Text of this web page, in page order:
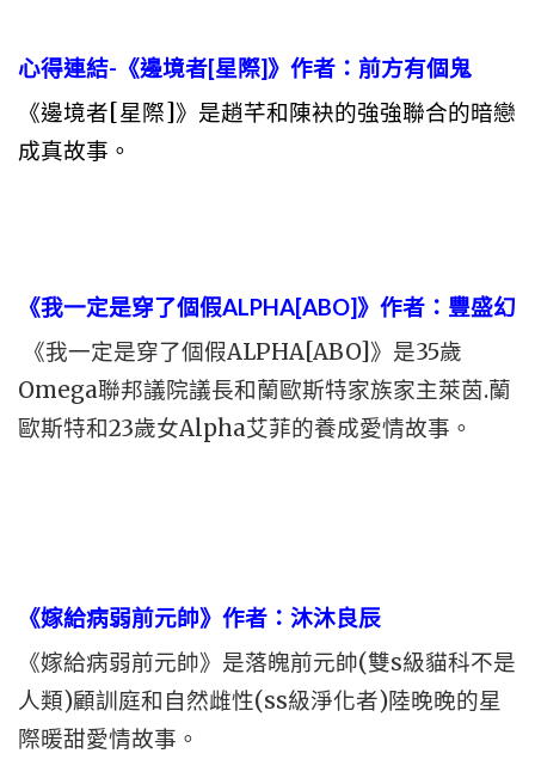
心得連結-《邊境者[星際]》作者：前方有個鬼
《邊境者[星際]》是趙芊和陳袂的強強聯合的暗戀
成真故事。
《我一定是穿了個假ALPHA[ABO]》作者：豐盛幻
《我一定是穿了個假ALPHA[ABO]》是35歲
Omega聯邦議院議長和蘭歐斯特家族家主萊茵.蘭
歐斯特和23歲女Alpha艾菲的養成愛情故事。
《嫁給病弱前元帥》作者：沐沐良辰
《嫁給病弱前元帥》是落魄前元帥(雙s級貓科不是
人類)顧訓庭和自然雌性(ss級淨化者)陸晚晚的星
際暖甜愛情故事。